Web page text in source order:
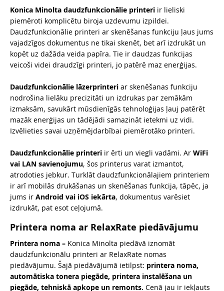
Konica Minolta daudzfunkcionālie printeri ir lieliski
piemēroti komplicētu biroja uzdevumu izpildei.
Daudzfunkcionālie printeri ar skenēšanas funkciju ļaus jums
vajadzīgos dokumentus ne tikai skenēt, bet arī izdrukāt un
kopēt uz dažāda veida papīra. Tie ir daudzas funkcijas
veicoši videi draudzīgi printeri, jo patērē maz enerģijas.
Daudzfunkcionālie lāzerprinteri ar skenēšanas funkciju
nodrošina lielāku precizitāti un izdrukas par zemākām
izmaksām, savukārt mūsdienīgās tehnoloģijas ļauj patērēt
mazāk enerģijas un tādējādi samazināt ietekmi uz vidi.
Izvēlieties savai uzņēmējdarbībai piemērotāko printeri.
Daudzfunkcionālie printeri ir ērti un viegli vadāmi. Ar WiFi
vai LAN savienojumu, šos printerus varat izmantot,
atrodoties jebkur. Turklāt daudzfunkcionālajiem printeriem
ir arī mobilās drukāšanas un skenēšanas funkcija, tāpēc, ja
jums ir Android vai iOS iekārta, dokumentus varēsiet
izdrukāt, pat esot ceļojumā.
Printera noma ar RelaxRate piedāvājumu
Printera noma – Konica Minolta piedāvā iznomāt
daudzfunkcionālu printeri ar RelaxRate nomas
piedāvājumu. Šajā piedāvājumā ietilpst: printera noma,
automātiska tonera piegāde, printera instalēšana un
piegāde, tehniskā apkope un remonts. Cenā jau ir iekļauts